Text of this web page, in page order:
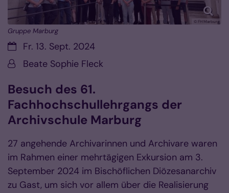
© FH Marburg
Gruppe Marburg
Datum:Fr. 13. Sept. 2024
Von:Beate Sophie Fleck
Besuch des 61.
Fachhochschullehrgangs der
Archivschule Marburg
27 angehende Archivarinnen und Archivare waren
im Rahmen einer mehrtägigen Exkursion am 3.
September 2024 im Bischöflichen Diözesanarchiv
zu Gast, um sich vor allem über die Realisierung